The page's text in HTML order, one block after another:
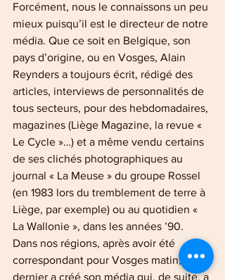
Forcément, nous le connaissons un peu
mieux puisqu’il est le directeur de notre
média. Que ce soit en Belgique, son
pays d’origine, ou en Vosges, Alain
Reynders a toujours écrit, rédigé des
articles, interviews de personnalités de
tous secteurs, pour des hebdomadaires,
magazines (Liège Magazine, la revue «
Le Cycle »…) et a même vendu certains
de ses clichés photographiques au
journal « La Meuse » du groupe Rossel
(en 1983 lors du tremblement de terre à
Liège, par exemple) ou au quotidien «
La Wallonie », dans les années ’90.
Dans nos régions, après avoir été
correspondant pour Vosges matin, ce
dernier a créé son média qui, de suite, a